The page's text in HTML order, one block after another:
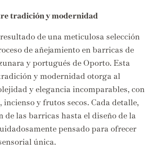
tradición y modernidad
de una meticulosa selección
de añejamiento en barricas de
y portugués de Oporto. Esta
y modernidad otorga al
y elegancia incomparables, con
incienso y frutos secos. Cada detalle,
de las barricas hasta el diseño de la
pensado para ofrecer
única.